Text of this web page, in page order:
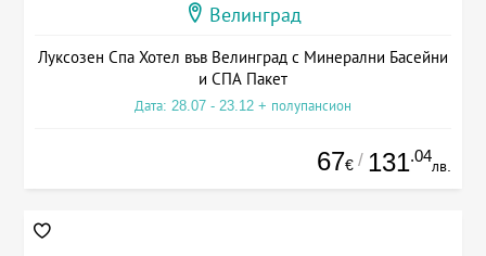
Велинград
Луксозен Спа Хотел във Велинград с Минерални Басейни
и СПА Пакет
Дата: 28.07 - 23.12 + полупансион
67€ / 131.04
лв.